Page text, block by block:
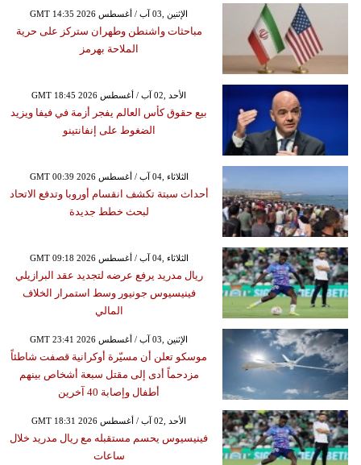
GMT 14:35 2026 الإثنين ,03 آب / أغسطس
مباحثات واشنطن وطهران ستركز على حرية
الملاحة بهرمز
GMT 18:45 2026 الأحد ,02 آب / أغسطس
بيع حقوق كأس العالم يفجر أزمة في فيفا ويزيد
الضغوط على إنفانتينو
GMT 00:39 2026 الثلاثاء ,04 آب / أغسطس
أحداث سبتة تكشف انقسام أوروبا وتدفع الاتحاد
لبحث خطط جديدة
GMT 09:18 2026 الثلاثاء ,04 آب / أغسطس
ريال مدريد يرفع عرضه لتجديد عقد البرازيلي
فينيسيوس جونيور وسط استمرار الخلاف
المالي
GMT 23:41 2026 الإثنين ,03 آب / أغسطس
موسكو تعلن أن مسيّرة أوكرانية قصفت شاطئاً
مزدحماً أدى إلى مقتل سبعة أشخاص بينهم
أطفال وإصابة 40 آخرين
GMT 18:31 2026 الأحد ,02 آب / أغسطس
فينيسيوس يحسم مستقبله مع ريال مدريد خلال
ساعات